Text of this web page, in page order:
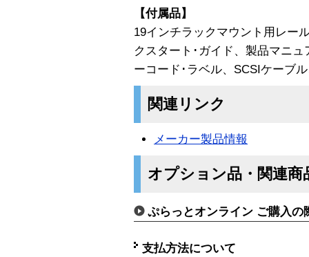
【付属品】
19インチラックマウント用レー
クスタート･ガイド、製品マニ
ーコード･ラベル、SCSIケーブ
関連リンク
メーカー製品情報
オプション品・関連商
ぷらっとオンライン ご購入の
支払方法について